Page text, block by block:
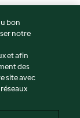
bon
notre
et afin
des
site avec